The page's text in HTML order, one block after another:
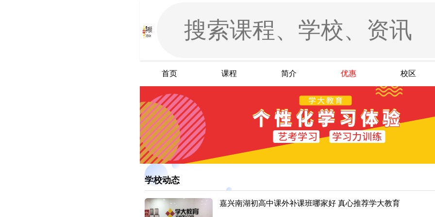
首页 课程 简介 优惠 校区
学校动态
嘉兴南湖初高中课外补课班哪家好 真心推荐学大教育